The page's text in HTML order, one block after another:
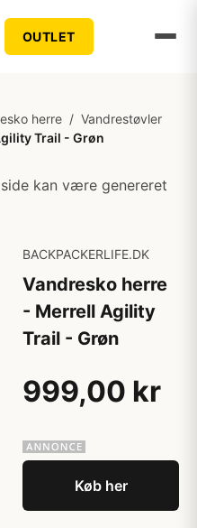
OUTLET
herre / Vandrestøvler
Trail - Grøn
kan være genereret
BACKPACKERLIFE.DK
Vandresko herre
- Merrell Agility
Trail - Grøn
999,00 kr
Køb her